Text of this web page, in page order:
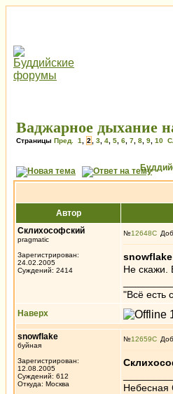
Ваджарное дыхание
Страницы Пред. 1 2 3 4 5 6 7 8 9 10
Автор
Склихософский
pragmatic
Зарегистрирован:
24.02.2005
Суждений: 2414
№12648
snowflake
Не скажи.
"Всё есть
Наверх
snowflake
буйная
Зарегистрирован:
12.08.2005
Суждений: 612
Откуда: Москва
№12659
Небесная